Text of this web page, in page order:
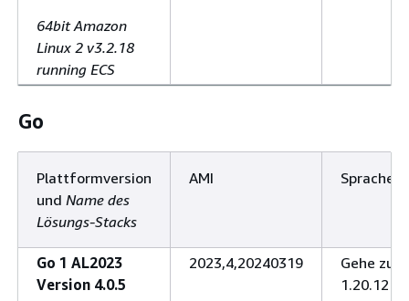
64bit Amazon
Linux 2 v3.2.18
running ECS
Go
Plattformversion
und Name des
Lösungs-Stacks
AMI Sprache
Go 1 AL2023
Version 4.0.5
2023,4,20240319
Gehe zu
1.20.12